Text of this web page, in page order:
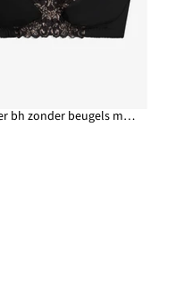
Minimizer bh zonder beugels met gewatteerde bandjes